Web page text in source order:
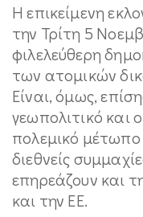
Η επικείμενη
την Τρίτη 5
φιλελεύθερη
των ατομικών
Είναι, όμως,
γεωπολιτικό και
πολεμικό μέτωπο
διεθνείς
επηρεάζουν και
και την ΕΕ.